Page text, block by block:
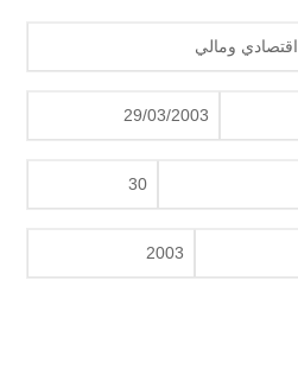
اقتصادي ومالي
29/03/2003
30
2003